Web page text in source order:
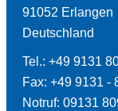
91052 Erlangen
Deutschland
Tel.: +49 9131
Fax: +49 9131 -
Notruf: 09131